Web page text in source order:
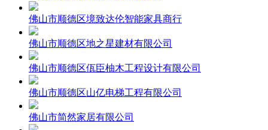
佛山市顺德区境致达伦智能家具商行
佛山市顺德区地之星建材有限公司
佛山市顺德区佤臣柚木工程设计有限公司
佛山市顺德区山亿电梯工程有限公司
佛山市简然家居有限公司